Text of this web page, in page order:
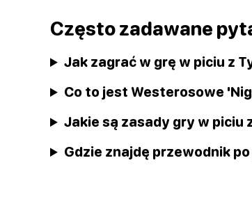
Często zadawane
Jak zagrać w grę w piciu z
Co to jest Westerosowe
Jakie są zasady gry w piciu
Gdzie znajdę przewodnik